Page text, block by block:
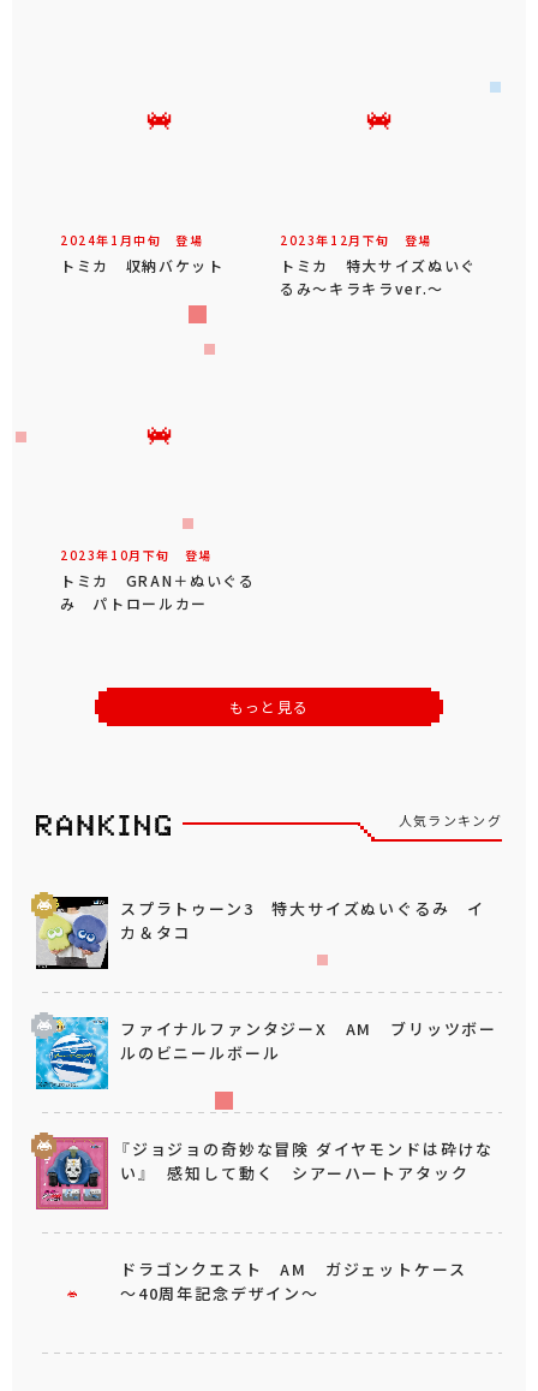
2024年 1 月中旬 登場
トミカ 収納バケット
2023年 12 月 下旬 登場
トミカ 特大サイズぬいぐ
るみ～キラキラver.～
2023年 10月 下旬 登場
トミカ GRAN＋ぬいぐる
み パトロールカー
もっと見る
人気ランキング
スプラトゥーン3 特大サイズぬいぐるみ イ
カ＆タコ
ファイナルファンタジーX AM ブリッツボー
ルのビニールボール
『ジョジョの奇妙な冒険 ダイヤモンドは砕けな
い』 感知して動く シアーハートアタック
ドラゴンクエスト AM ガジェットケース
～40周年記念デザイン～